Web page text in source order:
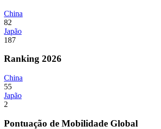
China
82
Japão
187
Ranking 2026
China
55
Japão
2
Pontuação de Mobilidade Global